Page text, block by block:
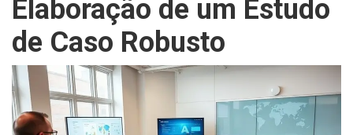
Elaboração de um Estudo
de Caso Robusto